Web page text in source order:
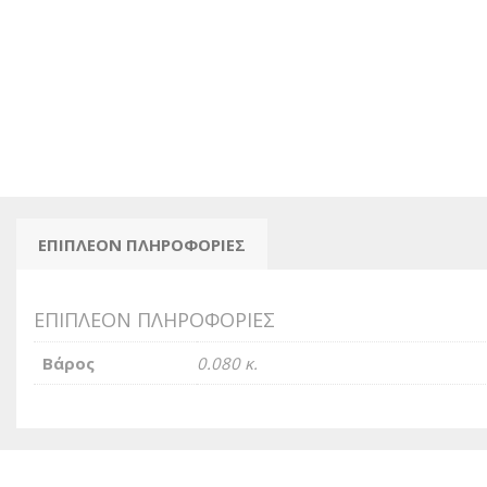
ΕΠΙΠΛΈΟΝ ΠΛΗΡΟΦΟΡΊΕΣ
ΕΠΙΠΛΈΟΝ ΠΛΗΡΟΦΟΡΊΕΣ
Βάρος 0.080 κ.